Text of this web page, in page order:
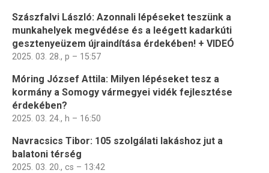
Szászfalvi László: Azonnali lépéseket teszünk a
munkahelyek megvédése és a leégett kadarkúti
gesztenyeüzem újraindítása érdekében! + VIDEÓ
2025. 03. 28., p – 15:57
Móring József Attila: Milyen lépéseket tesz a
kormány a Somogy vármegyei vidék fejlesztése
érdekében?
2025. 03. 24., h – 16:50
Navracsics Tibor: 105 szolgálati lakáshoz jut a
balatoni térség
2025. 03. 20., cs – 13:42